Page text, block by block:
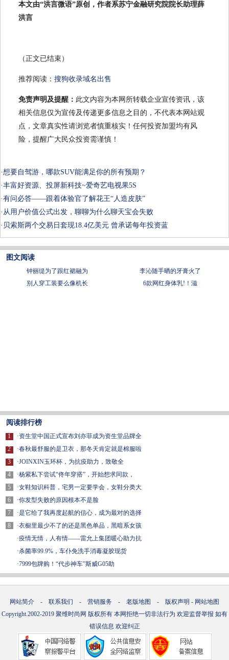
本文由“洪言微语”原创，作者系苏宁金融研究院院长助理薛
洪言
（正文已结束）
推荐阅读： 搜狗收录域名出售
免责声明及提醒： 此文内容为本网所转载企业宣传资讯，该
相关信息仅为宣传及传递更多信息之目的，不代表本网站观
点，文章真实性请浏览者慎重核实！任何投资加盟均有风
险，提醒广大民众投资需谨慎！
·想要自驾游，哪款SUV能满足你的所有预期？
·丰富好资源、投屏新科技~爱奇艺电视果5S
·有问必答——跟着体验官了解花王“人造皮肤”
· 从用户价值公式出发，聊聊为什么聊天宝会失败
· 贝索斯两个交易日套现18.4亿美元 曾承诺每年投资蓝
图文阅读
钟丽缇为了跟红裙融为
李沁随手晒的牙膏火了
别人穿工装要么像机长
6款网红身体乳!！滋
阅读排行榜
1
2
3
4
5
6
7
8
·资生堂中国正式宣布刘亦菲成为资生堂品牌全
·春秋最舒服的是卫衣，那冬天肯定就是棉服啦
·JOINXIN玉环杯，为抗疫助力，致敬全
·杨紫私下尝试“佟年穿搭”，开始想求同款，
·女鞋知识科普，宅男一定要学会，女鞋分类大
·你发型失败的原因根本不是脸
·是它给了我再度起航的信心，成为最对的选择
·衣橱里最少不了的还是黑色单品，黑暗系女孩
·疫情无情，人有情——雷允上集团暖心助力抗
·杀菌率99.9%，车仆免洗手消毒凝胶现货
·7999包牌购！“代步神车”斯威G05助
网站简介 - 联系我们 - 营销服务 - 老版地图 - 版权声明 - 网站地图
Copyright.2002-2019 聚维时尚网 版权所有 本网拒绝一切非法行为 欢迎监督举报 如有
错误信息 欢迎纠正